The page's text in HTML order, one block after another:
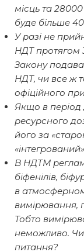
місць та
буде більше
У разі не
НДТ протягом
Закону
НДТ, чи все ж
офіційного
Якщо в період
ресурсного
його за
В НДТМ
біфенілів,
в
вимірювання,
Тобто
неможливо. Чи
питання?